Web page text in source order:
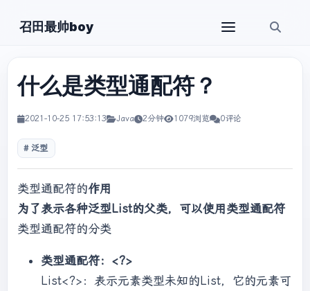
召田最帅boy
什么是类型通配符？
2021-10-25 17:53:13 Java 2分钟 1079浏览 0评论
泛型
类型通配符的作用
为了表示各种泛型List的父类，可以使用类型通配符
类型通配符的分类
类型通配符：<?>
List<?>：表示元素类型未知的List，它的元素可